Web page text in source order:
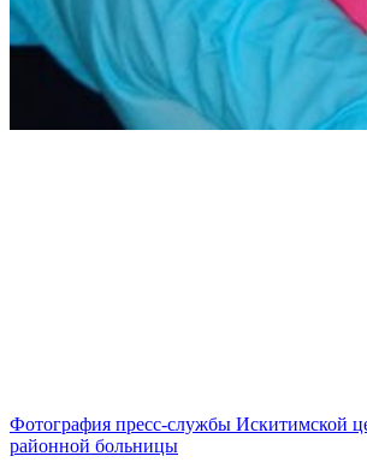
Фотография пресс-службы Искитимской
районной больницы